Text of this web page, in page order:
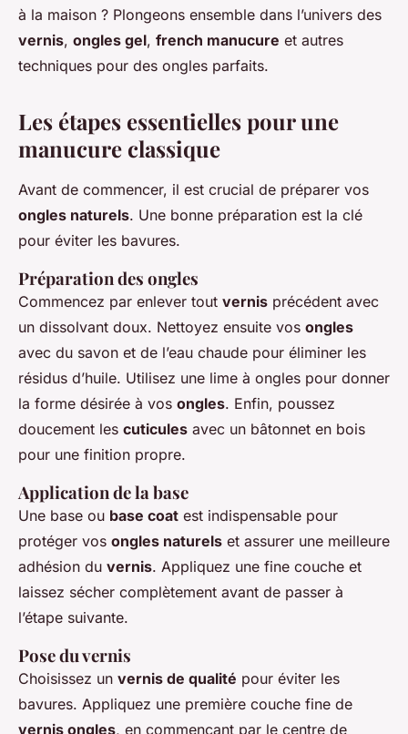
à la maison ? Plongeons ensemble dans l’univers des
vernis, ongles gel, french manucure et autres
techniques pour des ongles parfaits.
Les étapes essentielles pour une
manucure classique
Avant de commencer, il est crucial de préparer vos
ongles naturels. Une bonne préparation est la clé
pour éviter les bavures.
Préparation des ongles
Commencez par enlever tout vernis précédent avec
un dissolvant doux. Nettoyez ensuite vos ongles
avec du savon et de l’eau chaude pour éliminer les
résidus d’huile. Utilisez une lime à ongles pour donner
la forme désirée à vos ongles. Enfin, poussez
doucement les cuticules avec un bâtonnet en bois
pour une finition propre.
Application de la base
Une base ou base coat est indispensable pour
protéger vos ongles naturels et assurer une meilleure
adhésion du vernis. Appliquez une fine couche et
laissez sécher complètement avant de passer à
l’étape suivante.
Pose du vernis
Choisissez un vernis de qualité pour éviter les
bavures. Appliquez une première couche fine de
vernis ongles, en commençant par le centre de